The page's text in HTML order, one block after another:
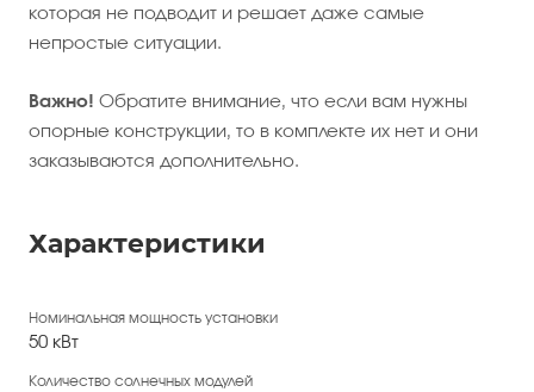
которая не подводит и решает даже самые
непростые ситуации.
Важно! Обратите внимание, что если вам нужны
опорные конструкции, то в комплекте их нет и они
заказываются дополнительно.
Характеристики
Номинальная мощность установки
50 кВт
Количество солнечных модулей